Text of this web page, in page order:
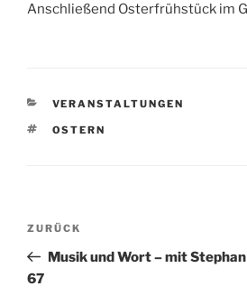
Anschließend Osterfrühstück im
KATEGORIEN
VERANSTALTUNGEN
SCHLAGWÖRTER
OSTERN
Beitragsnavigation
Vorheriger
Beitrag
ZURÜCK
Musik und Wort – mit
67